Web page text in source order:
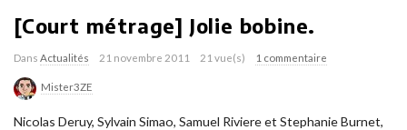
[Court métrage] Jolie bobine.
Dans Actualités 21 novembre 2011 21 vue(s) 1 commentaire
Mister3ZE
Nicolas Deruy, Sylvain Simao, Samuel Riviere et Stephanie Burnet,